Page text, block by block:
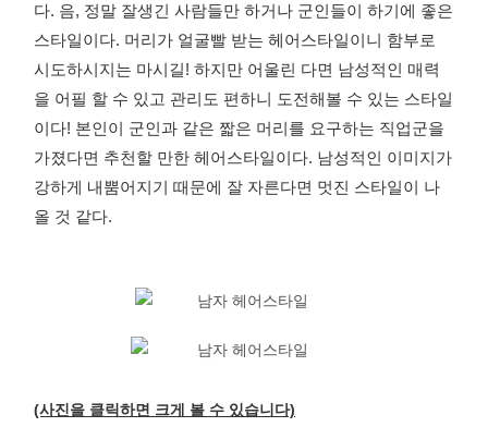
다. 음, 정말 잘생긴 사람들만 하거나 군인들이 하기에 좋은
스타일이다. 머리가 얼굴빨 받는 헤어스타일이니 함부로
시도하시지는 마시길! 하지만 어울린 다면 남성적인 매력
을 어필 할 수 있고 관리도 편하니 도전해볼 수 있는 스타일
이다! 본인이 군인과 같은 짧은 머리를 요구하는 직업군을
가졌다면 추천할 만한 헤어스타일이다. 남성적인 이미지가
강하게 내뿜어지기 때문에 잘 자른다면 멋진 스타일이 나
올 것 같다.
(사진을 클릭하면 크게 볼 수 있습니다)